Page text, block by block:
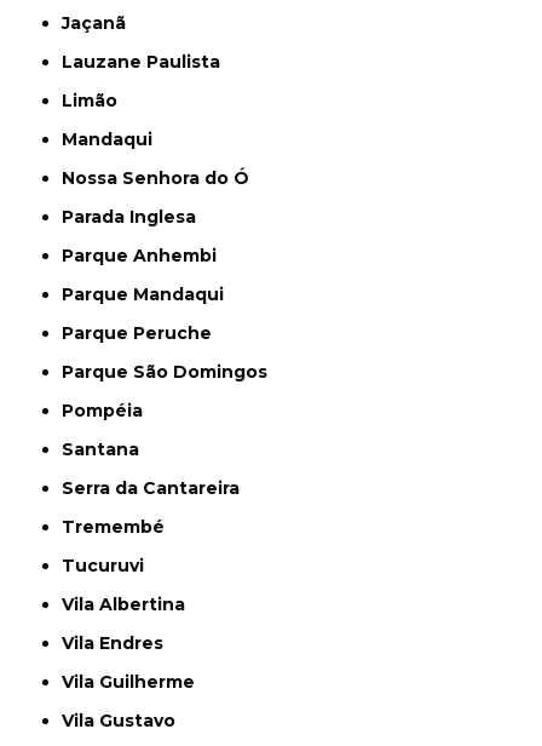
Jaçanã
Lauzane Paulista
Limão
Mandaqui
Nossa Senhora do Ó
Parada Inglesa
Parque Anhembi
Parque Mandaqui
Parque Peruche
Parque São Domingos
Pompéia
Santana
Serra da Cantareira
Tremembé
Tucuruvi
Vila Albertina
Vila Endres
Vila Guilherme
Vila Gustavo